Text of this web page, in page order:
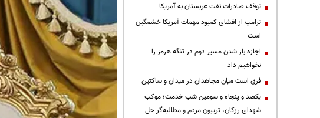
توقف صادرات نفت عربستان به آمریکا
ترامپ از افشای کمبود مهمات آمریکا خشمگین
است
اجازه باز شدن مسیر دوم در تنگه هرمز را
نخواهیم داد
فرق است میان مجاهدان در میدان و ساکتین
یکصد و پنجاه و سومین شب خدمت؛ موکب
شهدای رزکان، تریبون مردم و مطالبه‌گر حل